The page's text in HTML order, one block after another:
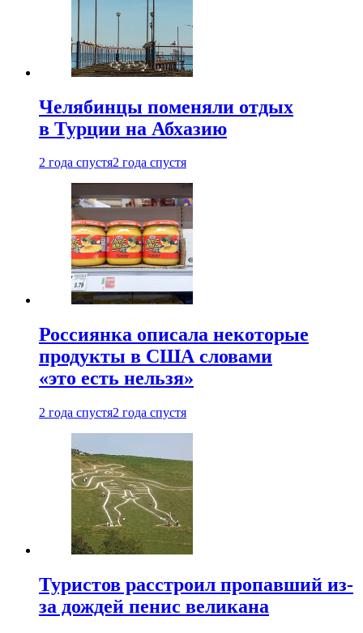
Челябинцы поменяли отдых
в Турции на Абхазию
2 года спустя2 года спустя
Россиянка описала некоторые
продукты в США словами
«это есть нельзя»
2 года спустя2 года спустя
Туристов расстроил пропавший из-
за дождей пенис великана